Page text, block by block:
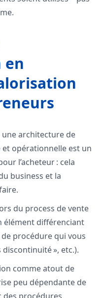
en
architecture de
et opérationnelle est un
l’acheteur : cela
business et la
du process de vente
élément différenciant
procédure qui vous
», etc.).
comme atout de
peu dépendante de